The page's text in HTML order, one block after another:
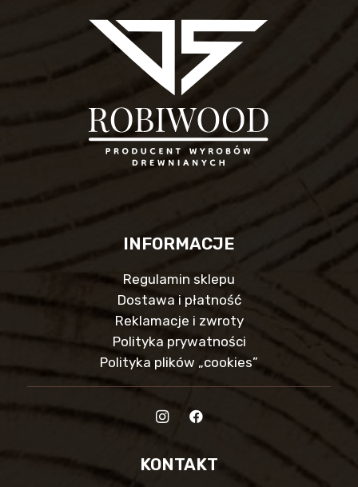
INFORMACJE
Regulamin sklepu
Dostawa i płatność
Reklamacje i zwroty
Polityka prywatności
Polityka plików „cookies”
KONTAKT